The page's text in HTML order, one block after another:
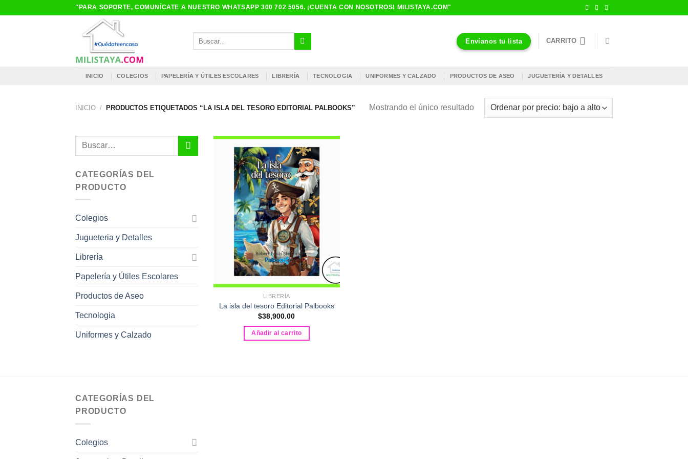
"PARA SOPORTE, COMUNÍCATE A NUESTRO WHATSAPP 300 702 5056. ¡CUENTA CON NOSOTROS! MILISTAYA.COM"
Envíanos tu lista CARRITO
INICIO COLEGIOS PAPELERÍA Y ÚTILES ESCOLARES LIBRERÍA TECNOLOGIA UNIFORMES Y CALZADO PRODUCTOS DE ASEO JUGUETERÍA Y DETALLES
INICIO / PRODUCTOS ETIQUETADOS “LA ISLA DEL TESORO EDITORIAL PALBOOKS” Mostrando el único resultado
Buscar
CATEGORÍAS DEL
PRODUCTO
Colegios
Jugueteria y Detalles
Librería
Papelería y Útiles Escolares
Productos de Aseo
Tecnologia
Uniformes y Calzado
LIBRERÍA
La isla del tesoro Editorial Palbooks
$38,900.00
Añadir al carrito
CATEGORÍAS DEL
PRODUCTO
Colegios